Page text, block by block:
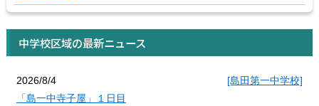
中学校区域の最新ニュース
2026/8/4
[島田第一中学校]
「島一中寺子屋」１日目